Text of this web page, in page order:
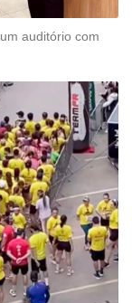
auditório com